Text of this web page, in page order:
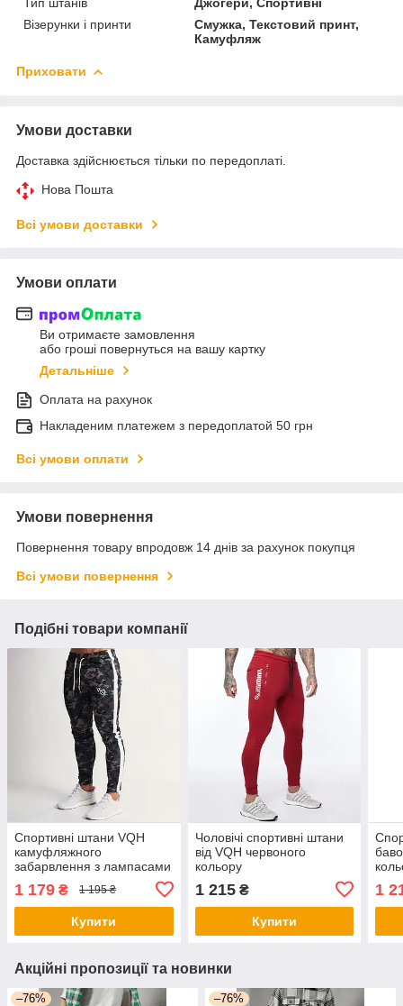
Візерунки і принти
Смужка, Текстовий принт,
Камуфляж
Приховати
Умови доставки
Доставка здійснюється тільки по передоплаті.
Нова Пошта
Всі умови доставки
Умови оплати
Ви отримаєте замовлення
або гроші повернуться на вашу картку
Детальніше
Оплата на рахунок
Накладеним платежем з передоплатой 50 грн
Всі умови оплати
Умови повернення
Повернення товару впродовж 14 днів за рахунок покупця
Всі умови повернення
Подібні товари компанії
Спортивні штани VQH
камуфляжного
забарвлення з лампасами
1 179 ₴ 1 195 ₴
Купити
Чоловічі спортивні штани
від VQH червоного
кольору
1 215₴
Купити
1
Акційні пропозиції та новинки
–76% –76%